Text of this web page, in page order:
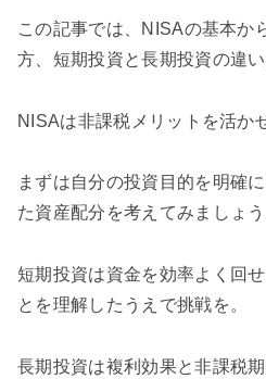
この記事では、NISAの基本か
方、短期投資と長期投資の違
NISAは非課税メリットを活か
まずは自分の投資目的を明確
た資産配分を考えてみましょう
短期投資は資金を効率よく回
とを理解したうえで挑戦を。
長期投資は複利効果と非課税